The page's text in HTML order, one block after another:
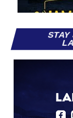
STAY